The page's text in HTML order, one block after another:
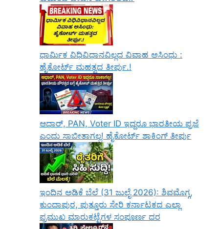
ಧಾರ್ಮಿಕ ವಿಧಿವಿಧಾನವಿಲ್ಲದ ವಿವಾಹ ಅಸಿಂಧು :
ಹೈಕೋರ್ಟ್ ಮಹತ್ವದ ತೀರ್ಪು.!
ಆಧಾರ್, PAN, Voter ID ಇದ್ದರೂ ಭಾರತೀಯ ಪ್ರಜೆ
ಎಂದು ಸಾಬೀತಾಗಲ್ಲ! ಹೈಕೋರ್ಟ್ ಶಾಕಿಂಗ್ ತೀರ್ಪು
ಇಂದಿನ ಅಡಿಕೆ ಬೆಲೆ (31 ಜುಲೈ 2026): ಶಿವಮೊಗ್ಗ,
ಕುಂದಾಪುರ, ಪುತ್ತೂರು ಸೇರಿ ಕರ್ನಾಟಕದ ಎಲ್ಲಾ
ಪ್ರಮುಖ ಮಾರುಕಟ್ಟೆಗಳ ಸಂಪೂರ್ಣ ದರ